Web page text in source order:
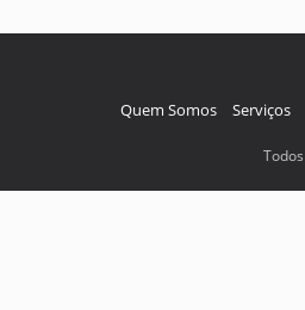
Quem Somos Serviços